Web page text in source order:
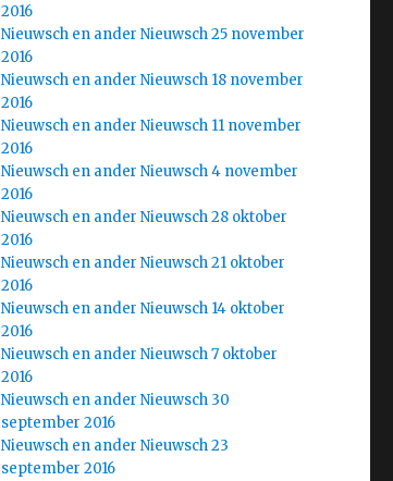
2016
Nieuwsch en ander Nieuwsch 25 november
2016
Nieuwsch en ander Nieuwsch 18 november
2016
Nieuwsch en ander Nieuwsch 11 november
2016
Nieuwsch en ander Nieuwsch 4 november
2016
Nieuwsch en ander Nieuwsch 28 oktober
2016
Nieuwsch en ander Nieuwsch 21 oktober
2016
Nieuwsch en ander Nieuwsch 14 oktober
2016
Nieuwsch en ander Nieuwsch 7 oktober
2016
Nieuwsch en ander Nieuwsch 30
september 2016
Nieuwsch en ander Nieuwsch 23
september 2016